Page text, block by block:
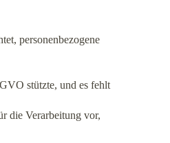
personenbezogene
stützte, und es fehlt
die Verarbeitung vor,